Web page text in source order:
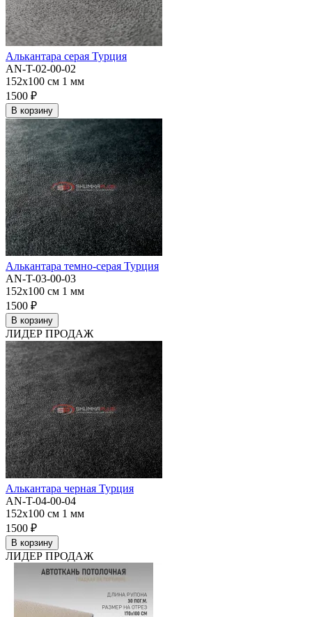
Алькантара серая Турция
AN-T-02-00-02
152x100 см 1 мм
1500 ₽
В корзину
Алькантара темно-серая Турция
AN-T-03-00-03
152x100 см 1 мм
1500 ₽
В корзину
ЛИДЕР ПРОДАЖ
Алькантара черная Турция
AN-T-04-00-04
152x100 см 1 мм
1500 ₽
В корзину
ЛИДЕР ПРОДАЖ